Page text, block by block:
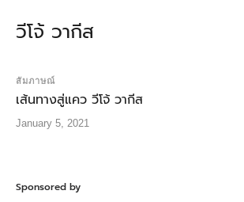
วีโจ้ วากีส
สัมภาษณ์
เส้นทางสู่แคว วีโจ้ วากีส
January 5, 2021
Sponsored by